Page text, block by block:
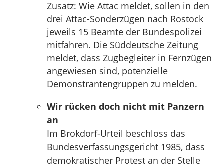
Zusatz: Wie Attac meldet, sollen in den
drei Attac-Sonderzügen nach Rostock
jeweils 15 Beamte der Bundespolizei
mitfahren. Die Süddeutsche Zeitung
meldet, dass Zugbegleiter in Fernzügen
angewiesen sind, potenzielle
Demonstrantengruppen zu melden.
Wir rücken doch nicht mit Panzern
an
Im Brokdorf-Urteil beschloss das
Bundesverfassungsgericht 1985, dass
demokratischer Protest an der Stelle